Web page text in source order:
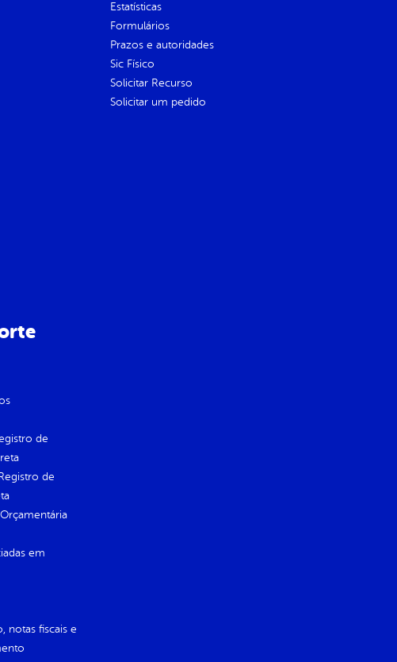
Estatísticas
Formulários
Prazos e autoridades
Sic Físico
Solicitar Recurso
Solicitar um pedido
de
de
em
notas fiscais e